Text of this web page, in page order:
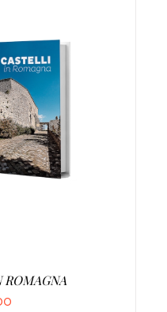
/ DETTAGLI
ROMAGNA